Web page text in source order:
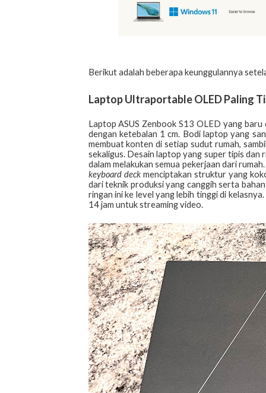
Berikut adalah beberapa keunggulannya
Laptop Ultraportable OLED Paling
Laptop ASUS Zenbook S13 OLED yang
dengan ketebalan 1 cm. Bodi laptop yang
membuat konten di setiap sudut rumah,
sekaligus. Desain laptop yang super tipis dan
dalam melakukan semua pekerjaan dari
keyboard deckmenciptakan struktur yang
dari teknik produksi yang canggih serta
ringan ini ke level yang lebih tinggi di
14 jam untuk streaming video.